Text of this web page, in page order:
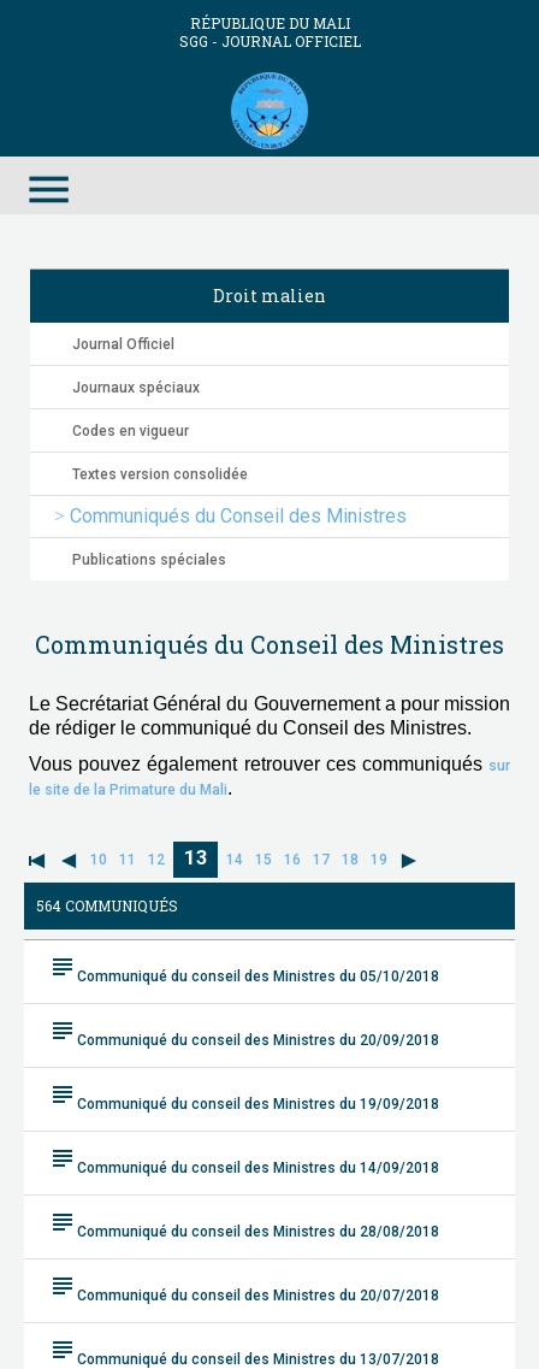
RÉPUBLIQUE DU MALI
SGG - JOURNAL OFFICIEL
menu
Droit malien
Journal Officiel
Journaux spéciaux
Codes en vigueur
Textes version consolidée
Communiqués du Conseil des Ministres
Publications spéciales
Communiqués du Conseil des Ministres
Le Secrétariat Général du Gouvernement a pour mission
de rédiger le communiqué du Conseil des Ministres.
Vous pouvez également retrouver ces communiqués sur
le site de la Primature du Mali.
10 11 12 13 14 15 16 17 18 19
564 COMMUNIQUÉS
subject Communiqué du conseil des Ministres du 05/10/2018
subject Communiqué du conseil des Ministres du 20/09/2018
subject Communiqué du conseil des Ministres du 19/09/2018
subject Communiqué du conseil des Ministres du 14/09/2018
subject Communiqué du conseil des Ministres du 28/08/2018
subject Communiqué du conseil des Ministres du 20/07/2018
subject Communiqué du conseil des Ministres du 13/07/2018